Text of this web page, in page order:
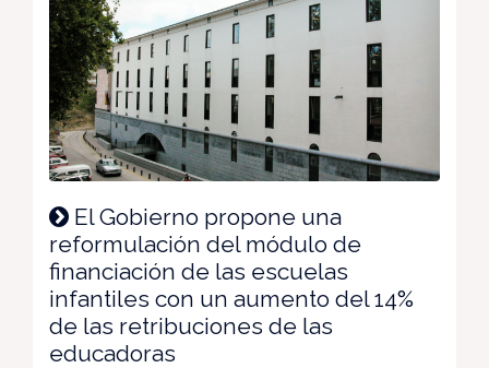
El Gobierno propone una
reformulación del módulo de
financiación de las escuelas
infantiles con un aumento del 14%
de las retribuciones de las
educadoras